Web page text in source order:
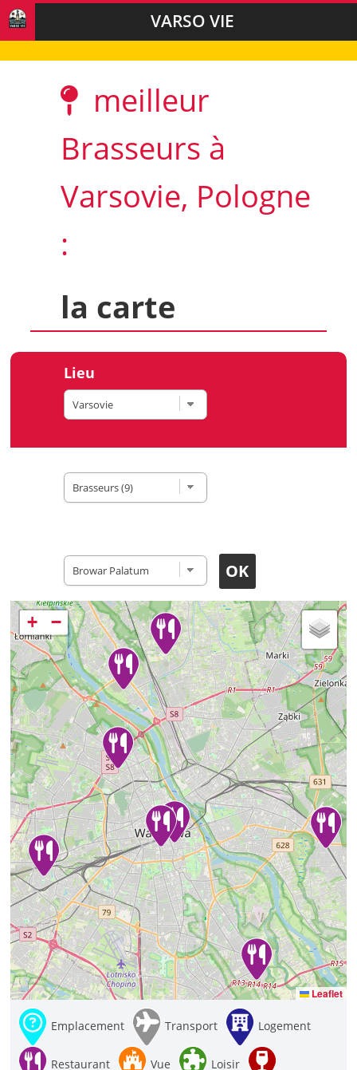
VARSO VIE
meilleur
Brasseurs à
Varsovie, Pologne
:
la carte
Lieu
+ −
Leaflet
Emplacement Transport Logement
Restaurant Vue Loisir